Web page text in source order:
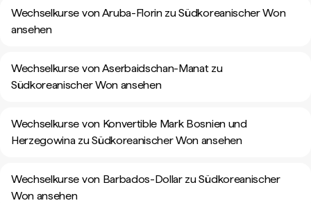
Wechselkurse von Aruba-Florin zu Südkoreanischer Won
ansehen
Wechselkurse von Aserbaidschan-Manat zu
Südkoreanischer Won ansehen
Wechselkurse von Konvertible Mark Bosnien und
Herzegowina zu Südkoreanischer Won ansehen
Wechselkurse von Barbados-Dollar zu Südkoreanischer
Won ansehen